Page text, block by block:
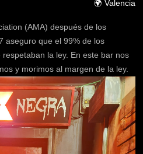
🌍 Valencia
(AMA) después de los
aseguro que el 99% de los
la ley. En este bar nos
y morimos al margen de la ley.